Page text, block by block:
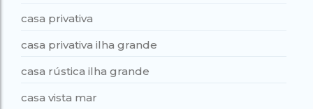
casa privativa
casa privativa ilha grande
casa rústica ilha grande
casa vista mar